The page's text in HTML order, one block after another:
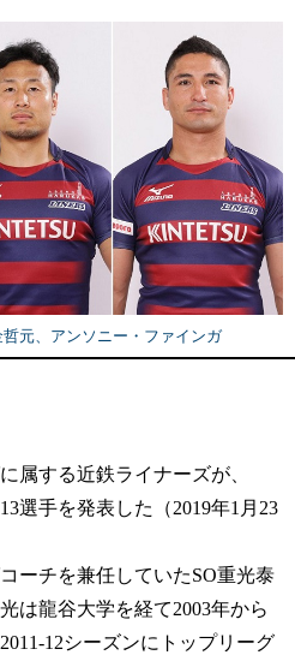
元、アンソニー・ファインガ
属する近鉄ライナーズが、
選手を発表した（2019年1月23
ーチを兼任していたSO重光泰
は龍谷大学を経て2003年から
12シーズンにトップリーグ